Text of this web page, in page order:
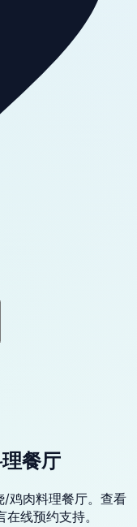
餐厅
鸡肉料理餐厅。查看
线预约支持。